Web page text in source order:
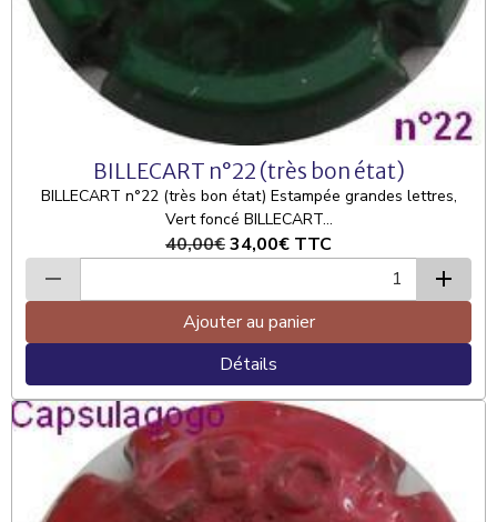
BILLECART n°22 (très bon état)
BILLECART n°22 (très bon état) Estampée grandes lettres,
Vert foncé BILLECART...
40,00€34,00€ TTC
Ajouter au panier
Détails